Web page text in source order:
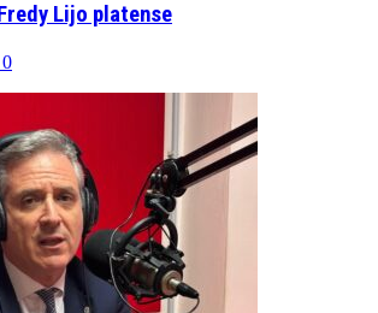
Lijo platense
0